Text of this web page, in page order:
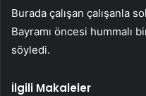
Burada çalışan çalışanla
Bayramı öncesi hummalı
söyledi.
İlgili Makaleler